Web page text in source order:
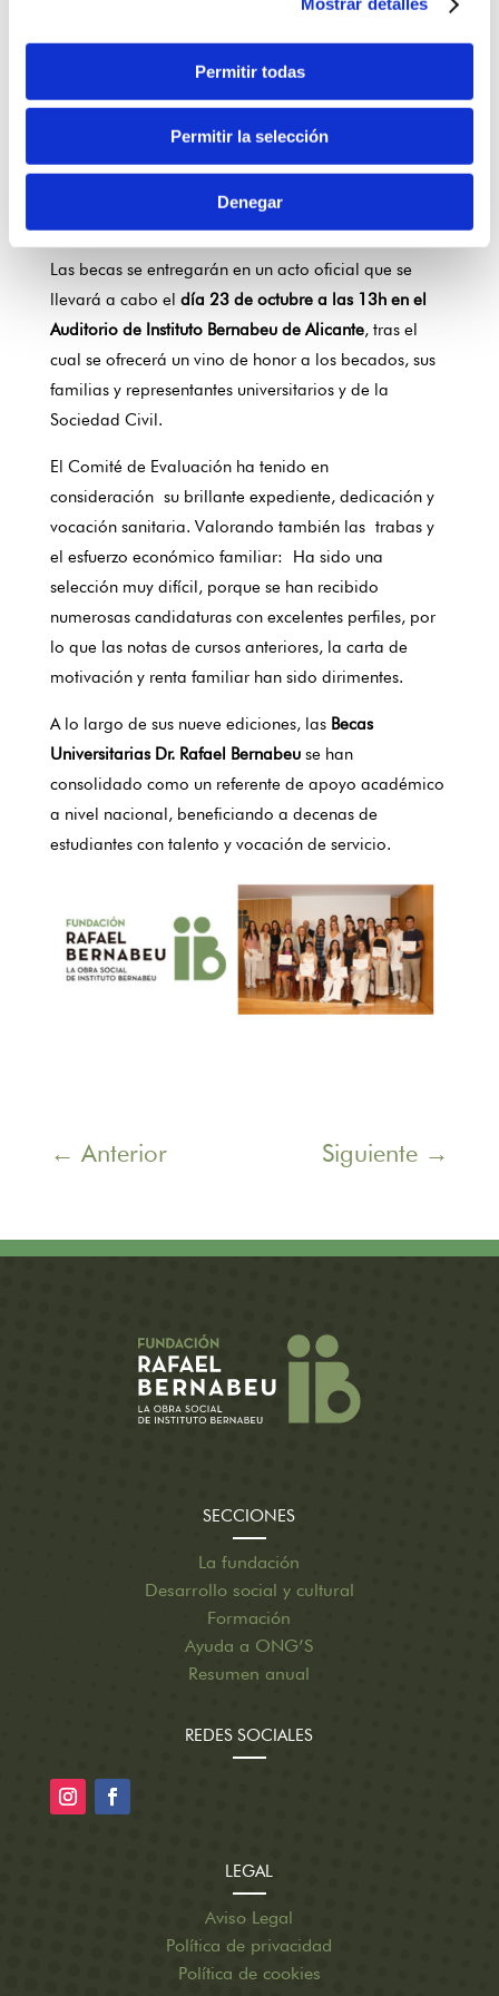
Permitir todas
Permitir la selección
Denegar
Pablo Navarro Mira, 5º de Farmacia, Universidad
Miguel Hernández.
Jorge Luis Alonso García, 4º de Enfermería,
Universidad Complutente de Madrid.
Elena García Ochando, 2º de Enfermería, CEU
Universidad de Lleida.
Las becas se entregarán en un acto oficial que se
llevará a cabo el día 23 de octubre a las 13h en el
Auditorio de Instituto Bernabeu de Alicante, tras el
cual se ofrecerá un vino de honor a los becados, sus
familias y representantes universitarios y de la
Sociedad Civil.
El Comité de Evaluación ha tenido en
consideración su brillante expediente, dedicación y
vocación sanitaria. Valorando también las trabas y
el esfuerzo económico familiar: Ha sido una
selección muy difícil, porque se han recibido
numerosas candidaturas con excelentes perfiles, por
lo que las notas de cursos anteriores, la carta de
motivación y renta familiar han sido dirimentes.
A lo largo de sus nueve ediciones, las Becas
Universitarias Dr. Rafael Bernabeuse han
consolidado como un referente de apoyo académico
a nivel nacional, beneficiando a decenas de
estudiantes con talento y vocación de servicio.
← Anterior Siguiente →
SECCIONES
La fundación
Desarrollo social y cultural
Formación
Ayuda a ONG’S
Resumen anual
REDES SOCIALES
LEGAL
Aviso Legal
Política de privacidad
Política de cookies